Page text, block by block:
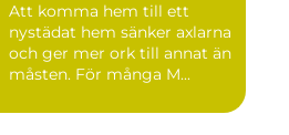
Att komma hem till ett
nystädat hem sänker axlarna
och ger mer ork till annat än
måsten. För många M...